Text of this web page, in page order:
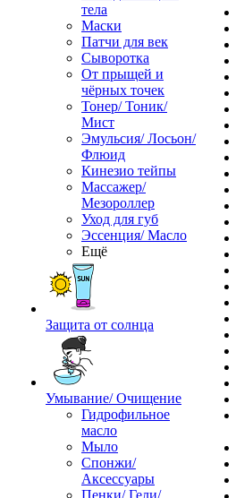
тела
Маски
Патчи для век
Сыворотка
От прыщей и
чёрных точек
Тонер/ Тоник/
Мист
Эмульсия/ Лосьон/
Флюид
Кинезио тейпы
Массажер/
Мезороллер
Уход для губ
Эссенция/ Масло
Ещё
Защита от солнца
Умывание/ Очищение
Гидрофильное
масло
Мыло
Спонжи/
Аксессуары
Пенки/ Гели/